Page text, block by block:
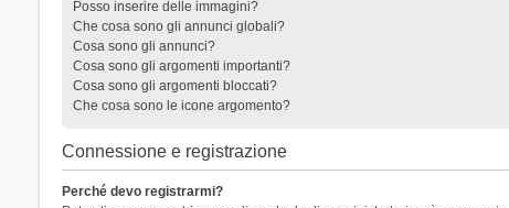
Posso inserire delle immagini?
Che cosa sono gli annunci globali?
Cosa sono gli annunci?
Cosa sono gli argomenti importanti?
Cosa sono gli argomenti bloccati?
Che cosa sono le icone argomento?
Connessione e registrazione
Perché devo registrarmi?